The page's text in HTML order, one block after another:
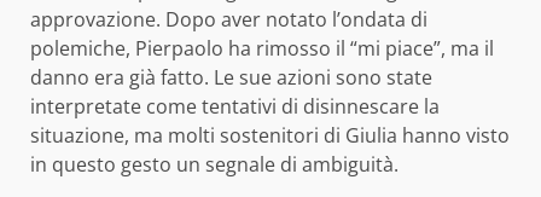
approvazione. Dopo aver notato l’ondata di
polemiche, Pierpaolo ha rimosso il “mi piace”, ma il
danno era già fatto. Le sue azioni sono state
interpretate come tentativi di disinnescare la
situazione, ma molti sostenitori di Giulia hanno visto
in questo gesto un segnale di ambiguità.